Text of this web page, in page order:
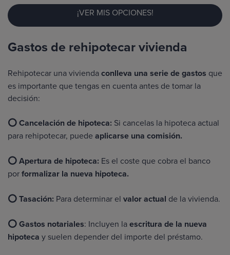
¡VER MIS OPCIONES!
Gastos de rehipotecar vivienda
Rehipotecar una viviendaconlleva una serie de gastos que
es importante que tengas en cuenta antes de tomar la
decisión:
⭕ Cancelación de hipoteca: Si cancelas la hipoteca actual
para rehipotecar, puede aplicarse una comisión.
⭕ Apertura de hipoteca: Es el coste que cobra el banco
porformalizar la nueva hipoteca.
⭕ Tasación: Para determinar el valor actual de la vivienda.
⭕ Gastos notariales: Incluyen laescritura de la nueva
hipoteca y suelen depender del importe del préstamo.